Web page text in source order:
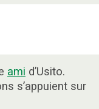
ami d’Usito.
s’appuient sur